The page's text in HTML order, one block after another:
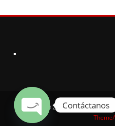
Copyright © 2025 | Powered by
Contáctanos